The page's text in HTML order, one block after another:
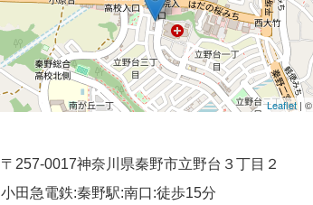
Leaflet| ©
〒257-0017神奈川県秦野市立野台３丁目２
小田急電鉄:秦野駅:南口:徒歩15分